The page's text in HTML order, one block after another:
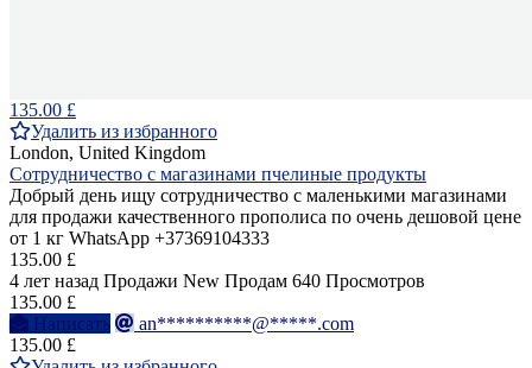
135.00 £
Удалить из избранного
London, United Kingdom
Сотрудничество с магазинами пчелиные продукты
Добрый день ищу сотрудничество с маленькими магазинами
для продажи качественного прополиса по очень дешовой цене
от 1 кг WhatsApp +37369104333
135.00 £
4 лет назад Продажи New Продам 640 Просмотров
135.00 £
Написать
an**********@*****.com
135.00 £